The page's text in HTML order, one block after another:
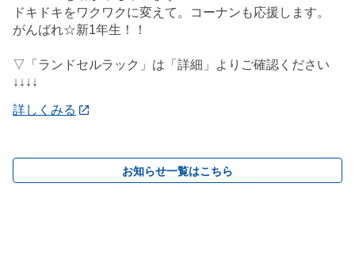
ドキドキをワクワクに変えて。コーナンも応援します。
がんばれ☆新1年生！！
▽「ランドセルラック」は「詳細」よりご確認ください
↓↓↓↓
詳しくみる
お知らせ一覧はこちら